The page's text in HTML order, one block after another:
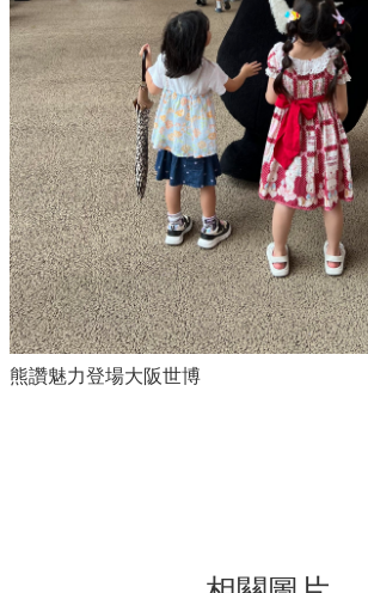
熊讚魅力登場大阪世博